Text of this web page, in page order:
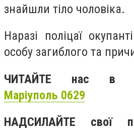
знайшли тіло чоловіка.
Наразі поліцаї
особу загиблого та
ЧИТАЙТЕ нас в
Маріуполь 0629
НАДСИЛАЙТЕ свої